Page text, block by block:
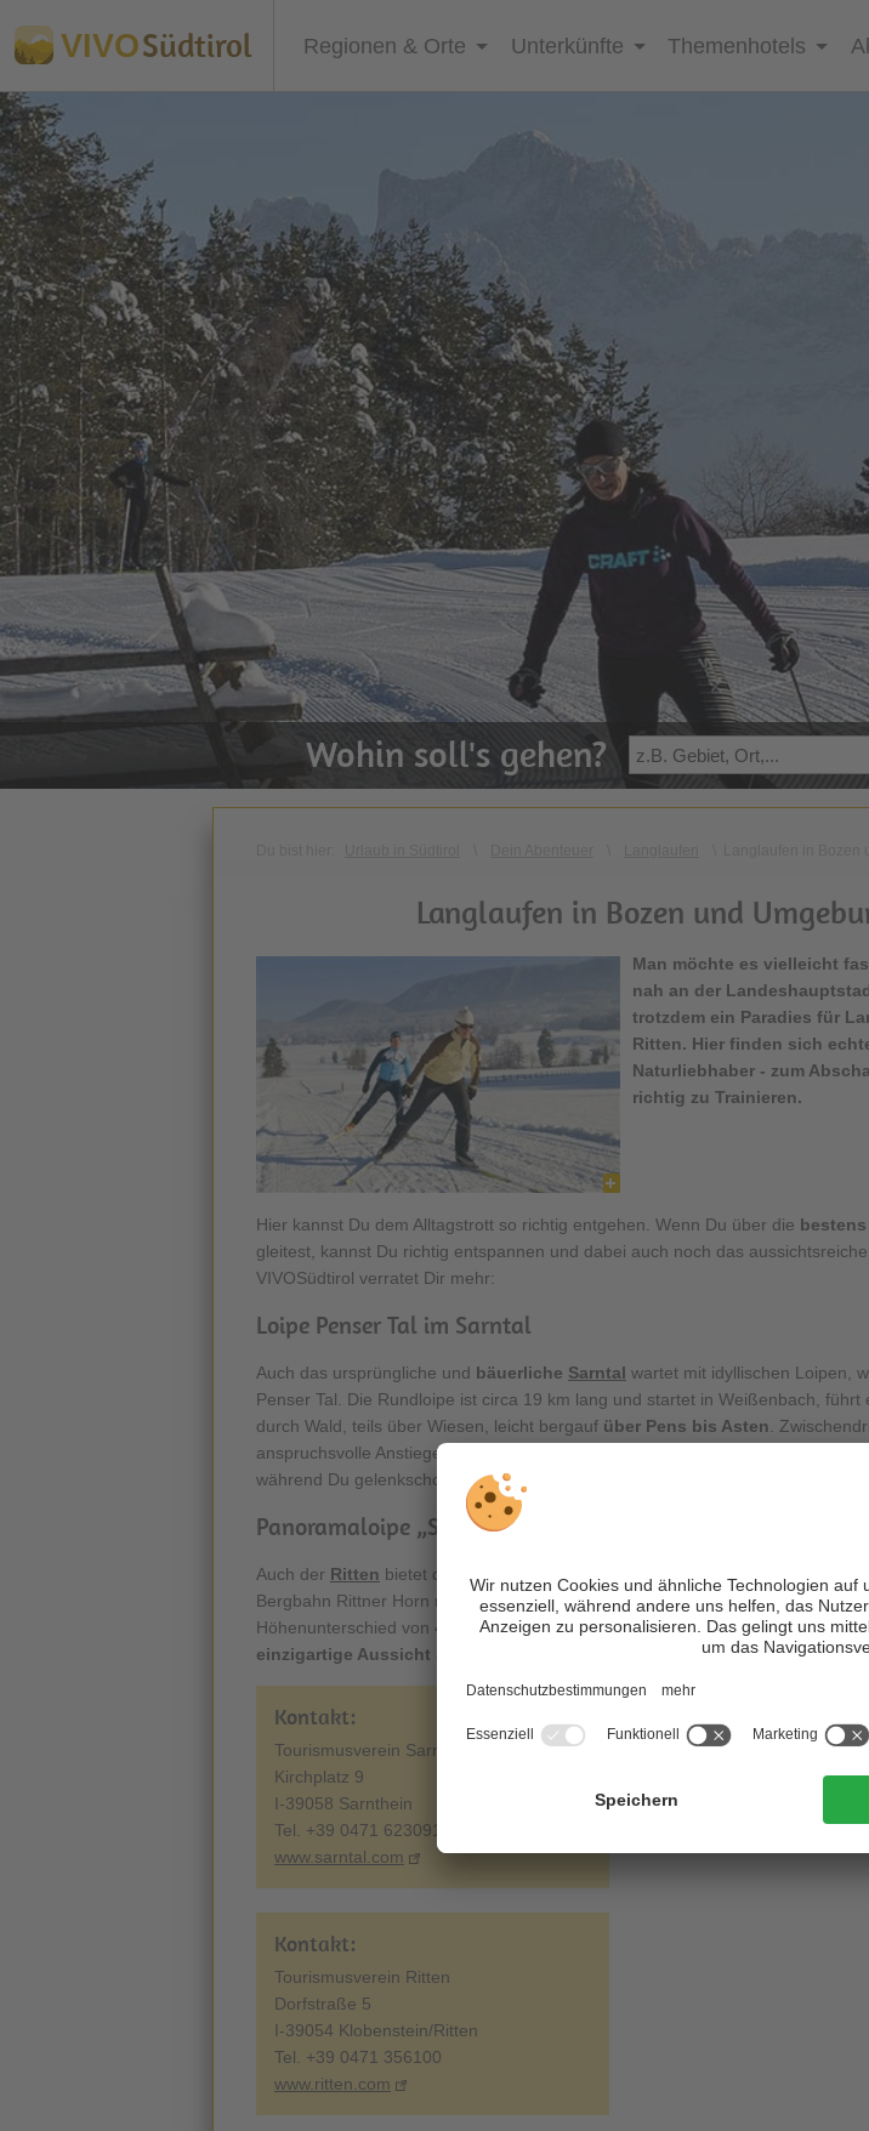
VIVOSüdtirol Regionen & Orte Unterkünfte Themenhotels
Wohin soll's gehen?
Langlaufen in Bozen und
Man möchte es vielleicht
nah an der
trotzdem ein Paradies für
Ritten. Hier finden sich
Naturliebhaber - zum
richtig zu Trainieren.
Hier kannst Du dem Alltagstrott so richtig entgehen. Wenn Du über die
gleitest, kannst Du richtig entspannen und dabei auch noch das
VIVOSüdtirol verratet Dir mehr:
Loipe Penser Tal im Sarntal
Auch das ursprüngliche und bäuerliche Sarntal wartet mit idyllischen Loipen,
Penser Tal. Die Rundloipe ist circa 19 km lang und startet in Weißenbach, führt
durch Wald, teils über Wiesen, leicht bergauf über Pens bis Asten .
anspruchsvolle Anstiege. Hier kannst Du die
während Du gelenkschonend durch das Tal gleitest, egal ob klassisch oder
Panoramaloipe „Schönalm“ am Ritten
Auch der Ritten bietet die Möglichkeit zum Langlaufen. Die
Bergbahn Rittner Horn mit Ausstieg Mittelstation erreichbar. Sie ist 3,5 km lang,
Höhenunterschied von 40 m auf und ist bei Langlauf-Einsteigern besonders
einzigartige Aussicht auf Sellagruppe, Langkofel, Plattkofel, Marmolada und
Kontakt:
Tourismusverein Sarntal
Kirchplatz 9
I-39058 Sarnthein
Tel. +39 0471 623091
www.sarntal.com
Kontakt:
Tourismusverein Ritten
Dorfstraße 5
I-39054 Klobenstein/Ritten
Tel. +39 0471 356100
www.ritten.com